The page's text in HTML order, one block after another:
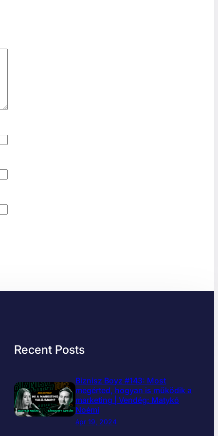
Recent Posts
Biznisz Boyz #143: Most
megérted, hogyan is működik a
marketing | Vendég: Matykó
Noémi
ápr 19, 2024